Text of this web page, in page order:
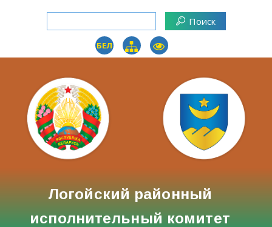
БЕЛ
Логойский районный
исполнительный комитет